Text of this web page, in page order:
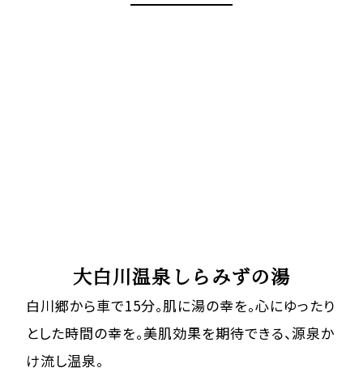
大白川温泉しらみずの湯
白川郷から車で15分。肌に湯の幸を。心にゆったり
とした時間の幸を。美肌効果を期待できる、源泉か
け流し温泉。